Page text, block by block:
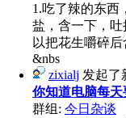
1.吃了辣的东西
盐，含一下，
以把花生嚼碎
&nbs
zixialj 发起了
你知道电脑每
群组: 今日杂谈